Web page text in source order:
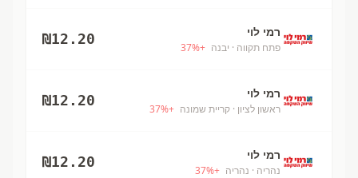
רמי לוי
פתח תקווה · יבנה +
37%
₪12.20
רמי לוי
ראשון לציון · קריית שמונה +
37%
₪12.20
רמי לוי
נהריה · נהריה +
37%
₪12.20